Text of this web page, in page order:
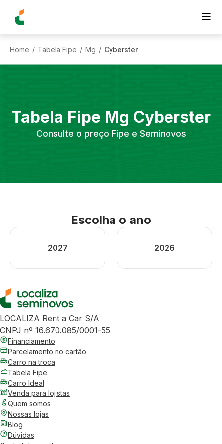
Home / Tabela Fipe / Mg / Cyberster
Tabela Fipe Mg Cyberster
Consulte o preço Fipe e Seminovos
Escolha o ano
2027 2026
LOCALIZA Rent a Car S/A
CNPJ nº 16.670.085/0001-55
Financiamento
Parcelamento no cartão
Carro na troca
Tabela Fipe
Carro Ideal
Venda para lojistas
Quem somos
Nossas lojas
Blog
Dúvidas